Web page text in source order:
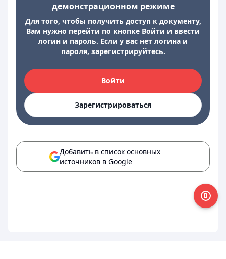
демонстрационном режиме
Для того, чтобы получить доступ к документу,
Вам нужно перейти по кнопке Войти и ввести
логин и пароль. Если у вас нет логина и
пароля, зарегистрируйтесь.
Войти
Зарегистрироваться
Добавить в список основных
источников в Google